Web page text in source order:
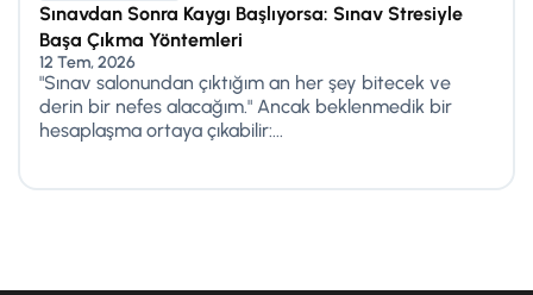
Sınavdan Sonra Kaygı Başlıyorsa: Sınav Stresiyle
Başa Çıkma Yöntemleri
12 Tem, 2026
"Sınav salonundan çıktığım an her şey bitecek ve
derin bir nefes alacağım." Ancak beklenmedik bir
hesaplaşma ortaya çıkabilir:...